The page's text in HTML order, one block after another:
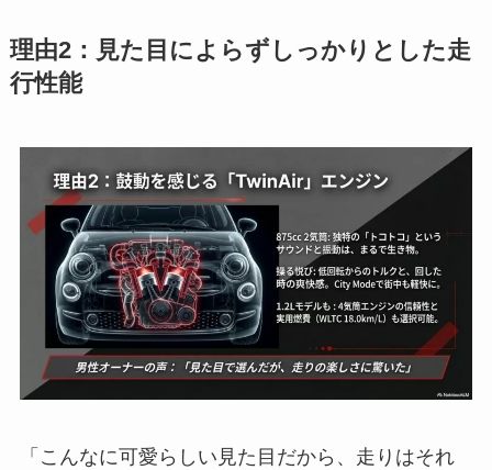
理由2：見た目によらずしっかりとした走
行性能
「こんなに可愛らしい見た目だから、走りはそれ